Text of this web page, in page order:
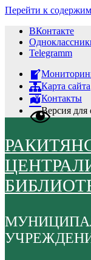
Перейти к
ВКонтакте
Telegramm
Карта сайта
Контакты
Версия для